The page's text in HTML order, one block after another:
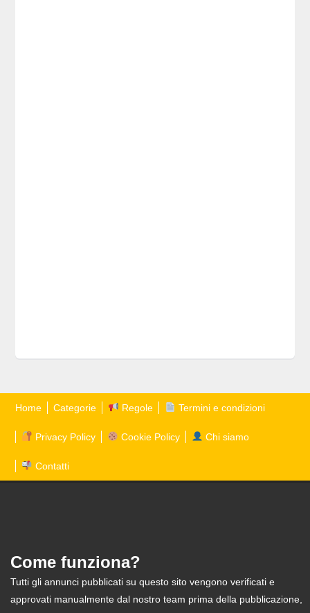
Home Categorie Regole Termini e condizioni
Privacy Policy Cookie Policy Chi siamo
Contatti
Come funziona?
Tutti gli annunci pubblicati su questo sito vengono verificati e
approvati manualmente dal nostro team prima della pubblicazione,